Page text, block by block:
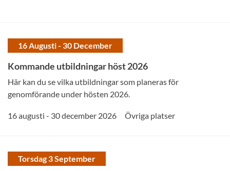
16 Augusti - 30 December
Kommande utbildningar höst 2026
Här kan du se vilka utbildningar som planeras för
genomförande under hösten 2026.
16 augusti - 30 december 2026 Övriga platser
Torsdag 3 September